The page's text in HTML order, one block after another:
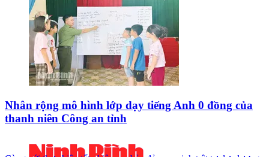
Nhân rộng mô hình lớp dạy tiếng Anh 0 đồng của
thanh niên Công an tỉnh